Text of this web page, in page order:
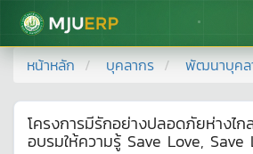
มหาวิทยาลัยแม่โจ้
หน้าหลัก บุคลากร พัฒนาบุคล
โครงการมีรักอย่างปลอดภัยห่างไ
อบรมให้ความรู้ Save Love, Save